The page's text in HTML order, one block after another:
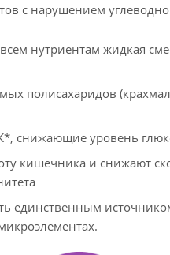
с нарушением
нутриентам жидкая
полисахаридов
снижающие уровень
кишечника и снижают
единственным